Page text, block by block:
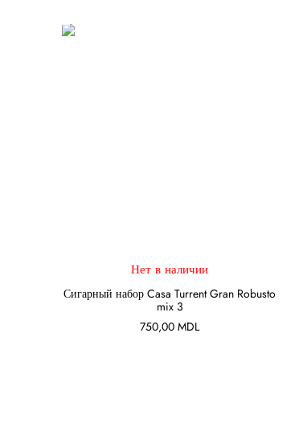
ПОДРОБНЕЕ
Нет в наличии
Сигарный набор Casa Turrent Gran Robusto
mix 3
750,00MDL